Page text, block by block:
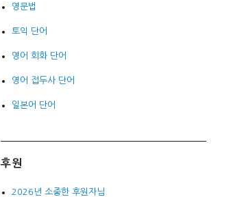
영문법
토익 단어
영어 회화 단어
영어 접두사 단어
일본어 단어
후원
2026년 소중한 후원자님